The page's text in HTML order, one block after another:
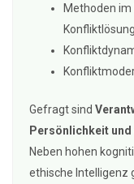
Methoden im
Gefragt sind
Persönlichkeit
Neben hohen
ethische Intelligenz